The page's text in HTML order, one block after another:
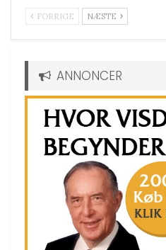
FORRIGE NÆSTE
ANNONCER